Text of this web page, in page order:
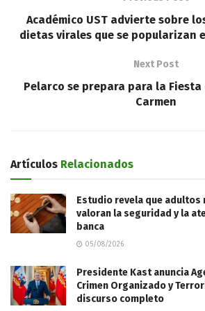
Académico UST advierte sobre
dietas virales que se popularizan
Next Post
Pelarco se prepara para la
Carmen
Artículos Relacionados
Estudio revela que adultos
valoran la seguridad y la
banca
05/08/2026
Presidente Kast anuncia
Crimen Organizado y
discurso completo